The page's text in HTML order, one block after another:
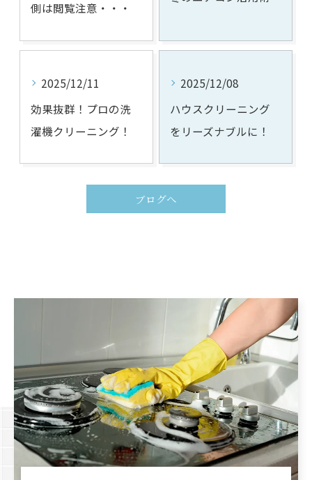
側は閲覧注意・・・
2025/12/11
効果抜群！プロの洗
濯機クリーニング！
2025/12/08
ハウスクリーニング
をリーズナブルに！
ブログへ
お気軽にお問い合わせください